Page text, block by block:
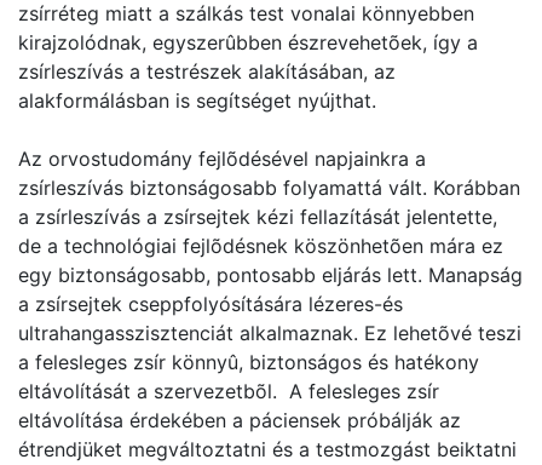
zsírréteg miatt a szálkás test vonalai könnyebben
kirajzolódnak, egyszerûbben észrevehetõek, így a
zsírleszívás a testrészek alakításában, az
alakformálásban is segítséget nyújthat.
Az orvostudomány fejlõdésével napjainkra a
zsírleszívás biztonságosabb folyamattá vált. Korábban
a zsírleszívás a zsírsejtek kézi fellazítását jelentette,
de a technológiai fejlõdésnek köszönhetõen mára ez
egy biztonságosabb, pontosabb eljárás lett. Manapság
a zsírsejtek cseppfolyósítására lézeres-és
ultrahangasszisztenciát alkalmaznak. Ez lehetõvé teszi
a felesleges zsír könnyû, biztonságos és hatékony
eltávolítását a szervezetbõl. A felesleges zsír
eltávolítása érdekében a páciensek próbálják az
étrendjüket megváltoztatni és a testmozgást beiktatni